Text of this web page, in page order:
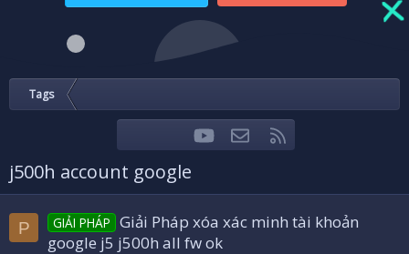
Tags
FacebookTwitteryoutubeLiên hệ
j500h account google
P GIẢI PHÁP Giải Pháp xóa xác minh tài khoản
google j5 j500h all fw ok